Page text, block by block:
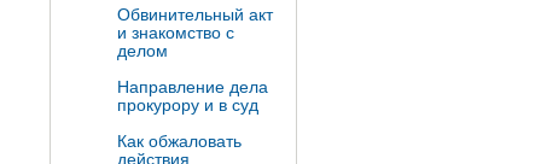
Обвинительный акт
и знакомство с
делом
Направление дела
прокурору и в суд
Как обжаловать
действия